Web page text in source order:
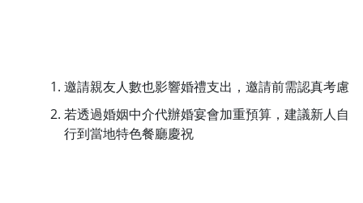
邀請親友人數也影響婚禮支出，邀請前需認真考慮
若透過婚姻中介代辦婚宴會加重預算，建議新人自
行到當地特色餐廳慶祝